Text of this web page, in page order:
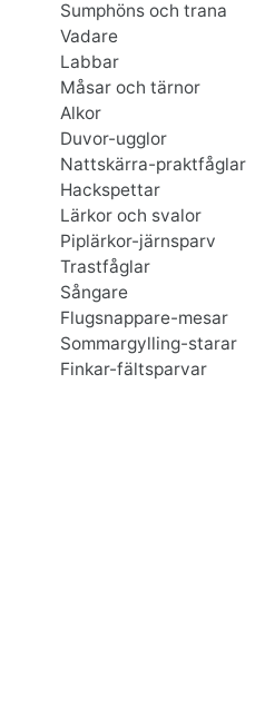
Sumphöns och trana
Vadare
Labbar
Måsar och tärnor
Alkor
Duvor-ugglor
Nattskärra-praktfåglar
Hackspettar
Lärkor och svalor
Piplärkor-järnsparv
Trastfåglar
Sångare
Flugsnappare-mesar
Sommargylling-starar
Finkar-fältsparvar